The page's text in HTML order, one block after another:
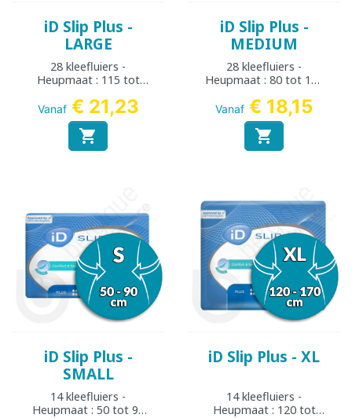
iD Slip Plus -
LARGE
28 kleefluiers -
Heupmaat : 115 tot
Vanaf € 21,23

iD Slip Plus -
MEDIUM
28 kleefluiers -
Heupmaat : 80 tot 125
Vanaf € 18,15

iD Slip Plus -
SMALL
14 kleefluiers -
Heupmaat : 50 tot 90
iD Slip Plus - XL
14 kleefluiers -
Heupmaat : 120 tot